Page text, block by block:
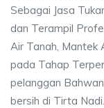
Sebagai Jasa
dan Terampil
Air Tanah, Mantek
pada Tahap
pelanggan
bersih di Tirta